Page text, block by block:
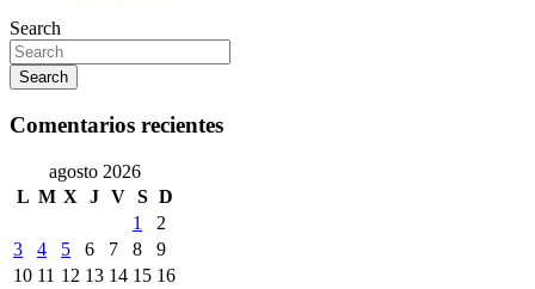
Search
Search
Comentarios recientes
agosto 2026
L M X J V S D
1
2
3
4 5 6 7 8
9
10 11 12 13 14 15 16